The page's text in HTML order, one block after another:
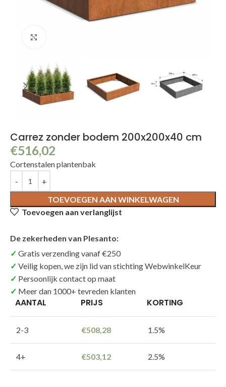
Carrez zonder bodem 200x200x40 cm
€516,02
Cortenstalen plantenbak
TOEVOEGEN AAN WINKELWAGEN
Toevoegen aan verlanglijst
De zekerheden van Plesanto:
Gratis verzending vanaf €250
Veilig kopen, we zijn lid van stichting WebwinkelKeur
Persoonlijk contact op maat
Meer dan 1000+ tevreden klanten
AANTAL PRIJS KORTING
2-3 €508,28 1.5%
4+ €503,12 2.5%